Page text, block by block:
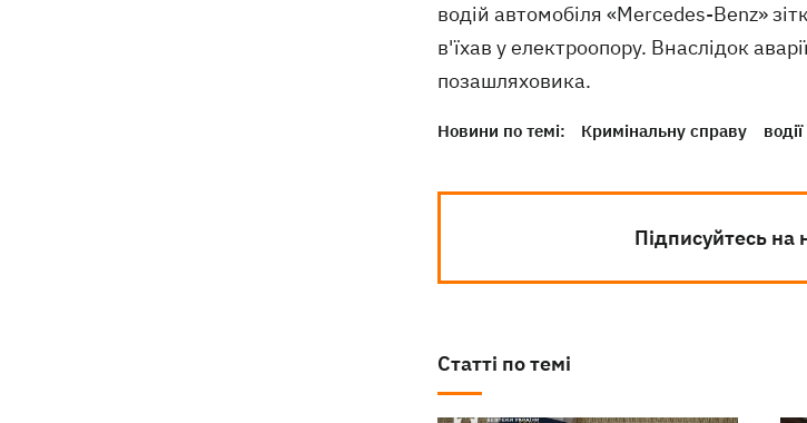
водій автомобіля «Mercedes-Benz»
в'їхав у електроопору. Внаслідок
позашляховика.
Новини по темі: Кримінальну справу водії
Підписуйтесь на
Статті по темі